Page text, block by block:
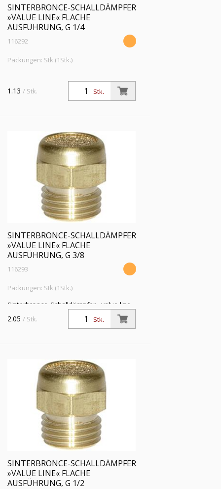
SINTERBRONCE-SCHALLDÄMPFER
»VALUE LINE« FLACHE
AUSFÜHRUNG, G 1/4
116292
Packungen: Stk (1Stk.)
Stk.
1.13 / Stk.
SINTERBRONCE-SCHALLDÄMPFER
»VALUE LINE« FLACHE
AUSFÜHRUNG, G 3/8
116293
Packungen: Stk (1Stk.)
Sinterbronce-Schalldämpfer »value line«
flach, Sechskant/Gewinde MS, G 3/8,
Betriebsdr. max. 10 bar, Betriebstemp.
Stk.
2.05 / Stk.
SINTERBRONCE-SCHALLDÄMPFER
»VALUE LINE« FLACHE
AUSFÜHRUNG, G 1/2